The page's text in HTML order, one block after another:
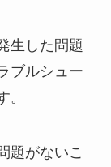
生した問題
ブルシュー
。
題がないこ